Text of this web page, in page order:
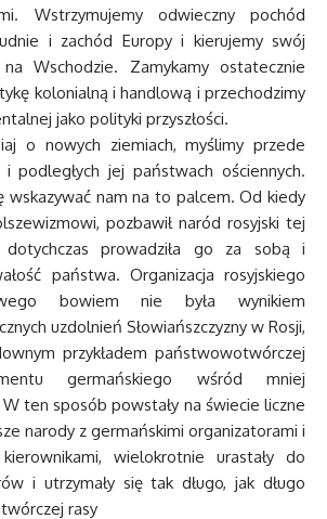
Wstrzymujemy odwieczny pochód
i zachód Europy i kierujemy swój
Wschodzie. Zamykamy ostatecznie
kolonialną i handlową i przechodzimy
jako polityki przyszłości.
o nowych ziemiach, myślimy przede
podległych jej państwach ościennych.
wskazywać nam na to palcem. Od kiedy
pozbawił naród rosyjski tej
dotychczas prowadziła go za sobą i
państwa. Organizacja rosyjskiego
bowiem nie była wynikiem
uzdolnień Słowiańszczyzny w Rosji,
przykładem państwowotwórczej
germańskiego wśród mniej
ten sposób powstały na świecie liczne
narody z germańskimi organizatorami i
wielokrotnie urastały do
i utrzymały się tak długo, jak długo
rasy